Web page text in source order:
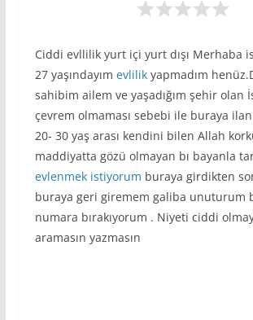
Ciddi evllilik yurt içi yurt dışı Merhaba
27 yaşındayım evlilikyapmadım
sahibim ailem ve yaşadığım şehir olan
çevrem olmaması sebebi ile buraya
20- 30 yaş arası kendini bilen Allah
maddiyatta gözü olmayan bı bayanla
evlenmek istiyorum buraya girdikten
buraya geri giremem galiba unuturum
numara bırakıyorum . Niyeti ciddi
aramasın yazmasın